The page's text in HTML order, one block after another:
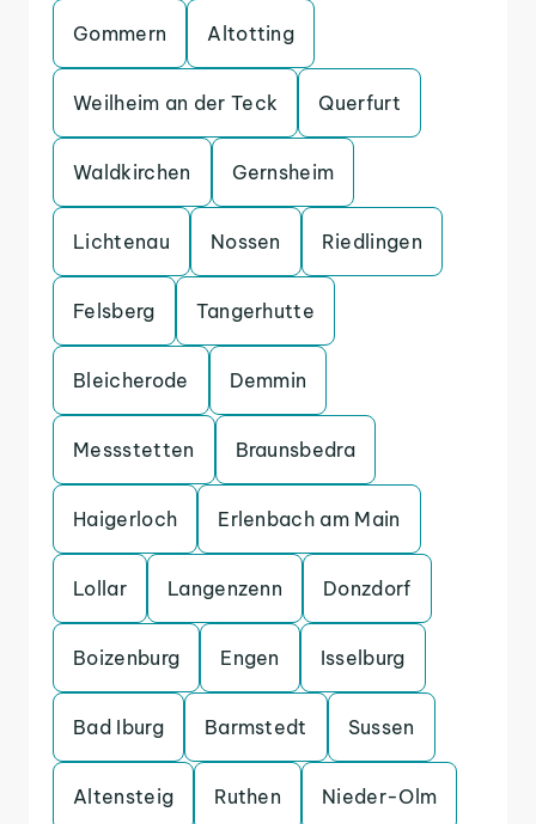
Gommern Altotting
Weilheim an der Teck Querfurt
Waldkirchen Gernsheim
Lichtenau Nossen Riedlingen
Felsberg Tangerhutte
Bleicherode Demmin
Messstetten Braunsbedra
Haigerloch Erlenbach am Main
Lollar Langenzenn Donzdorf
Boizenburg Engen Isselburg
Bad Iburg Barmstedt Sussen
Altensteig Ruthen Nieder-Olm